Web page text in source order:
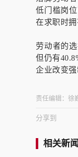
低门槛岗
在求职时
劳动者的
但仍有
企业改变强
责任编辑： 徐
分享到
相关新闻